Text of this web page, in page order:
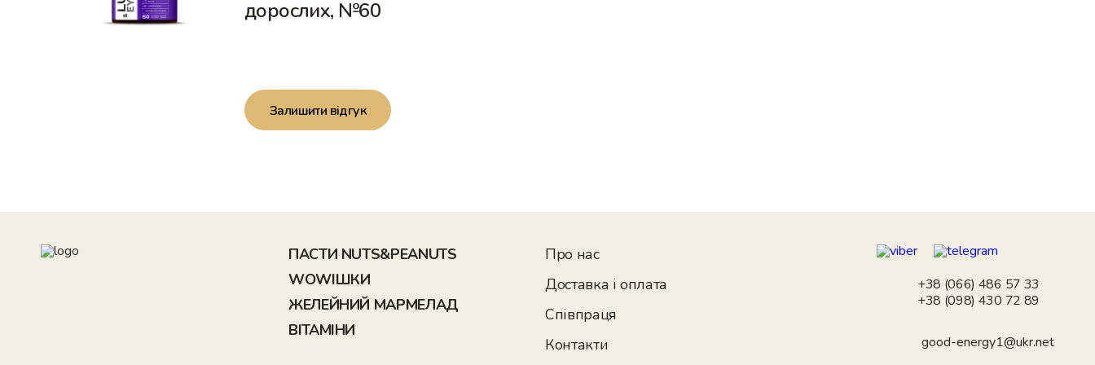
дорослих, №60
Залишити відгук
ПАСТИ NUTS&PEANUTS
WOWІШКИ
ЖЕЛЕЙНИЙ МАРМЕЛАД
ВІТАМІНИ
Про нас
Доставка і оплата
Співпраця
Контакти
+38 (066) 486 57 33
+38 (098) 430 72 89
good-energy1@ukr.net